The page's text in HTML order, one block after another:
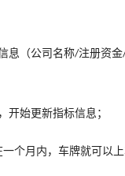
息（公司名称/注册资金
开始更新指标信息 ；
一个月内 ， 车牌就可以上